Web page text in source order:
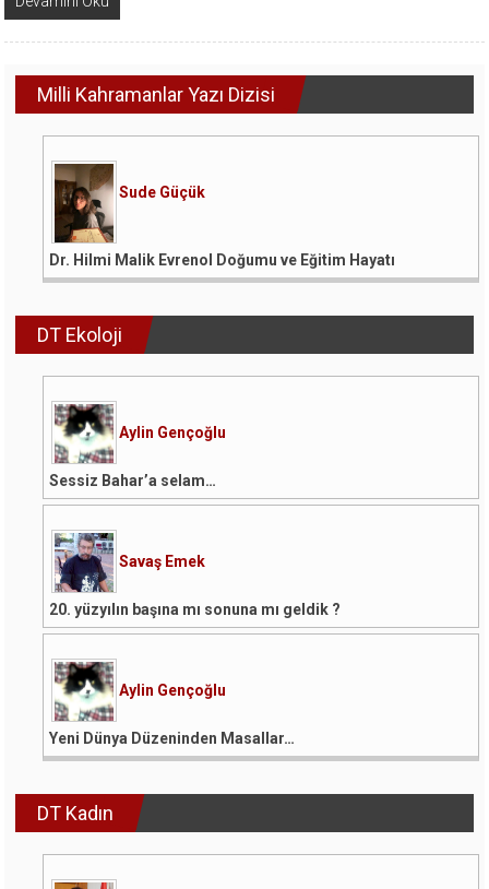
Milli Kahramanlar Yazı Dizisi
Sude Güçük
Dr. Hilmi Malik Evrenol Doğumu ve Eğitim Hayatı
DT Ekoloji
Aylin Gençoğlu
Sessiz Bahar’a selam…
Savaş Emek
20. yüzyılın başına mı sonuna mı geldik ?
Aylin Gençoğlu
Yeni Dünya Düzeninden Masallar…
DT Kadın